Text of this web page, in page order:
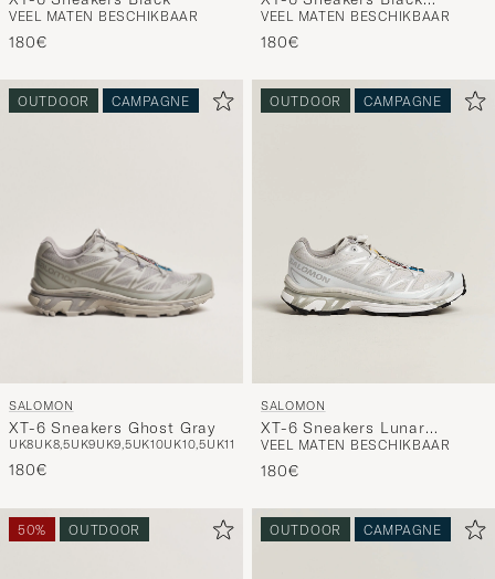
VEEL MATEN BESCHIKBAAR
180€
Coffee/Burro
VEEL MATEN BESCHIKBAAR
180€
OUTDOOR CAMPAGNE
SALOMON
XT-6 Sneakers Ghost Gray
UK8UK8,5UK9UK9,5UK10UK10,5UK11
180€
OUTDOOR CAMPAGNE
SALOMON
XT-6 Sneakers Lunar
Rock/Silver
VEEL MATEN BESCHIKBAAR
180€
50% OUTDOOR OUTDOOR CAMPAGNE